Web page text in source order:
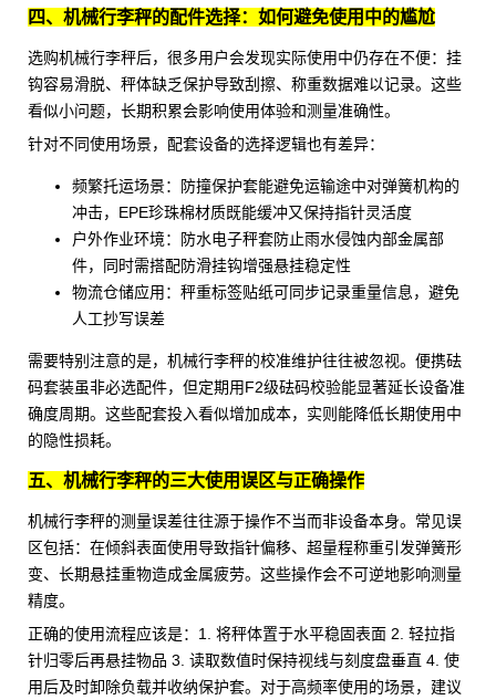
四、机械行李秤的配件选择：如何避免使用中的尴尬
选购机械行李秤后，很多用户会发现实际使用中仍存在不便：挂
钩容易滑脱、秤体缺乏保护导致刮擦、称重数据难以记录。这些
看似小问题，长期积累会影响使用体验和测量准确性。
针对不同使用场景，配套设备的选择逻辑也有差异：
频繁托运场景： 防撞保护套能避免运输途中对弹簧机构的
冲击，EPE珍珠棉材质既能缓冲又保持指针灵活度
户外作业环境：
防水电子秤套防止雨水侵蚀内部金属部
件，同时需搭配防滑挂钩增强悬挂稳定性
物流仓储应用： 秤重标签贴纸可同步记录重量信息，避免
人工抄写误差
需要特别注意的是，机械行李秤的校准维护往往被忽视。 便携砝
码套装虽非必选配件，但定期用F2级砝码校验能显著延长设备准
确度周期。这些配套投入看似增加成本，实则能降低长期使用中
的隐性损耗。
五、机械行李秤的三大使用误区与正确操作
机械行李秤的测量误差往往源于操作不当而非设备本身。常见误
区包括：在倾斜表面使用导致指针偏移、超量程称重引发弹簧形
变、长期悬挂重物造成金属疲劳。这些操作会不可逆地影响测量
精度。
正确的使用流程应该是：1. 将秤体置于水平稳固表面 2. 轻拉指
针归零后再悬挂物品 3. 读取数值时保持视线与刻度盘垂直 4. 使
用后及时卸除负载并收纳保护套。对于高频率使用的场景，建议